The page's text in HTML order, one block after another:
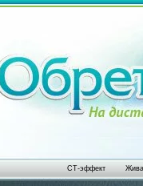
СТ-эффект